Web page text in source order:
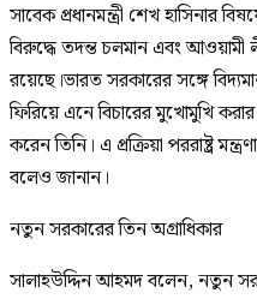
সাবেক প্রধানমন্ত্রী শেখ হাসিনার
বিরুদ্ধে তদন্ত চলমান এবং আওয়ামী
রয়েছে।ভারত সরকারের সঙ্গে
ফিরিয়ে এনে বিচারের মুখোমুখি
করেন তিনি। এ প্রক্রিয়া পররাষ্ট্র
বলেও জানান।
নতুন সরকারের তিন অগ্রাধিকার
সালাহউদ্দিন আহমদ বলেন, নতুন